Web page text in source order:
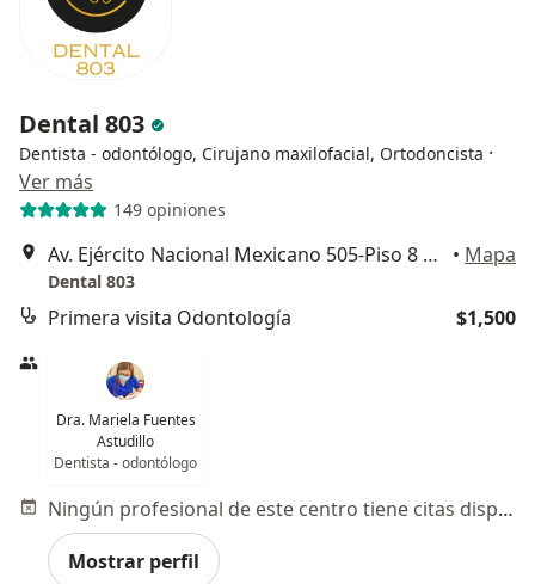
Dental 803
Dentista - odontólogo, Cirujano maxilofacial, Ortodoncista ·
Ver más
149 opiniones
Av. Ejército Nacional Mexicano 505-Piso 8 oficina 803, Chapultepec Morales, Granada, Miguel Hidalgo, 11520 Ciudad de México, CDMX, Miguel Hidalgo • Mapa
Dental 803
Primera visita Odontología $1,500
Dra. Mariela Fuentes
Astudillo
Dentista - odontólogo
Ningún profesional de este centro tiene citas disponibles
Mostrar perfil